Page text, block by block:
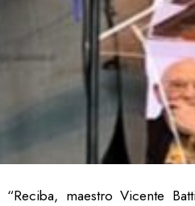
“Reciba, maestro Vicente